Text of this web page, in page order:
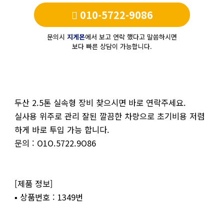
010-5722-9086
문의시 지게몬에서 보고 연락 했다고 말씀하시면
보다 빠른 상담이 가능합니다.
두산 2.5톤 실속형 장비 찾으시면 바로 연락주세요.
실사용 위주로 관리 잘된 깔끔한 차량으로 초기비용 저렴
하게 바로 투입 가능 합니다.
문의 : O1O.5722.9O86
[제품 정보]
▪ 상품번호 : 1349번